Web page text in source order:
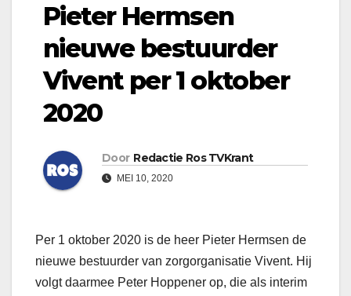
Pieter Hermsen
nieuwe bestuurder
Vivent per 1 oktober
2020
Door Redactie Ros TVKrant
MEI 10, 2020
Per 1 oktober 2020 is de heer Pieter Hermsen de
nieuwe bestuurder van zorgorganisatie Vivent. Hij
volgt daarmee Peter Hoppener op, die als interim